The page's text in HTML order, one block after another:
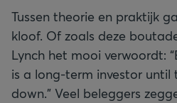
Tussen theorie en praktijk
kloof. Of zoals deze
Lynch het mooi verwoordt:
is a long-term investor until
down.” Veel beleggers